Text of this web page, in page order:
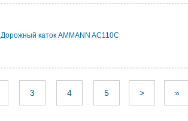
Дорожный каток AMMANN AC110C
3 4 5 > »